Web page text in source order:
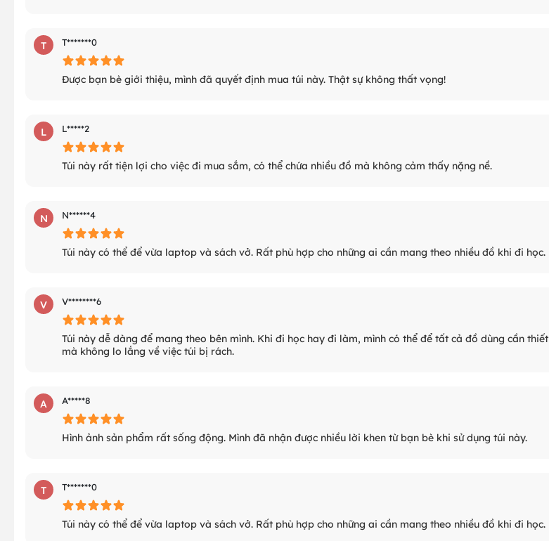
T T*******0
Được bạn bè giới thiệu, mình đã quyết định mua túi này. Thật sự không thất vọng!
L L*****2
Túi này rất tiện lợi cho việc đi mua sắm, có thể chứa nhiều đồ mà không cảm thấy nặng nề.
N N******4
Túi này có thể để vừa laptop và sách vở. Rất phù hợp cho những ai cần mang theo nhiều đồ khi đi học.
V V********6
Túi này dễ dàng để mang theo bên mình. Khi đi học hay đi làm, mình có thể để tất cả đồ dùng cần thiết
mà không lo lắng về việc túi bị rách.
A A*****8
Hình ảnh sản phẩm rất sống động. Mình đã nhận được nhiều lời khen từ bạn bè khi sử dụng túi này.
T T*******0
Túi này có thể để vừa laptop và sách vở. Rất phù hợp cho những ai cần mang theo nhiều đồ khi đi học.